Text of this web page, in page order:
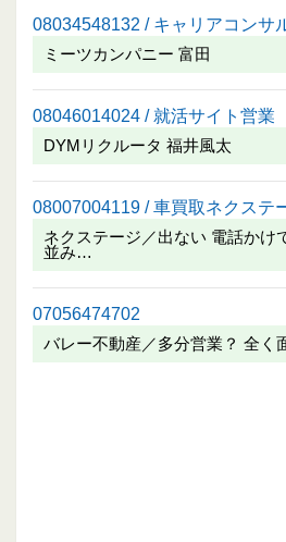
08034548132 / キャリアコンサ
ミーツカンパニー 富田
08046014024 / 就活サイト営業
DYMリクルータ 福井風太
08007004119 / 車買取ネクステ
ネクステージ／出ない 電話かけ
並み…
07056474702
バレー不動産／多分営業？ 全く